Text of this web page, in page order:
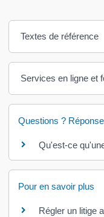
Textes de référence
Services en ligne et
Questions ?
Qu'est-ce
Pour en savoir plus
Régler un litige